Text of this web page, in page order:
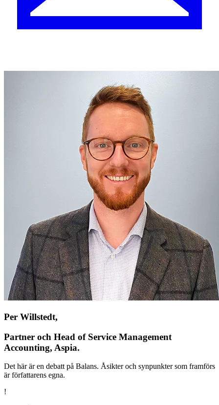
Per Willstedt,
Partner och Head of Service Management
Accounting, Aspia.
Det här är en debatt på Balans. Åsikter och synpunkter som framförs
är författarens egna.
!